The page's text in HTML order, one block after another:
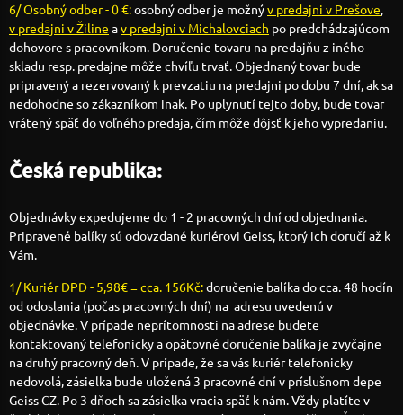
6/ Osobný odber - 0 €:osobný odber je možnýv predajni v Prešove,
v predajni v Žiline av predajni v Michalovciach po predchádzajúcom
dohovore s pracovníkom. Doručenie tovaru na predajňu z iného
skladu resp. predajne môže chvíľu trvať. Objednaný tovar bude
pripravený a rezervovaný k prevzatiu na predajni po dobu 7 dní, ak sa
nedohodne so zákazníkom inak. Po uplynutí tejto doby, bude tovar
vrátený späť do voľného predaja, čím môže dôjsť k jeho vypredaniu.
Česká republika:
Objednávky expedujeme do 1 - 2 pracovných dní od objednania.
Pripravené balíky sú odovzdané kuriérovi Geiss, ktorý ich doručí až k
Vám.
1/ Kuriér DPD - 5,98€ = cca. 156Kč:doručenie balíka do cca. 48 hodín
od odoslania (počas pracovných dní) na adresu uvedenú v
objednávke. V prípade neprítomnosti na adrese budete
kontaktovaný telefonicky a opätovné doručenie balíka je zvyčajne
na druhý pracovný deň. V prípade, že sa vás kuriér telefonicky
nedovolá, zásielka bude uložená 3 pracovné dní v príslušnom depe
Geiss CZ. Po 3 dňoch sa zásielka vracia späť k nám. Vždy platíte v